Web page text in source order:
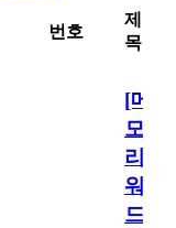
번호
제
목
[메
모
리
워
드